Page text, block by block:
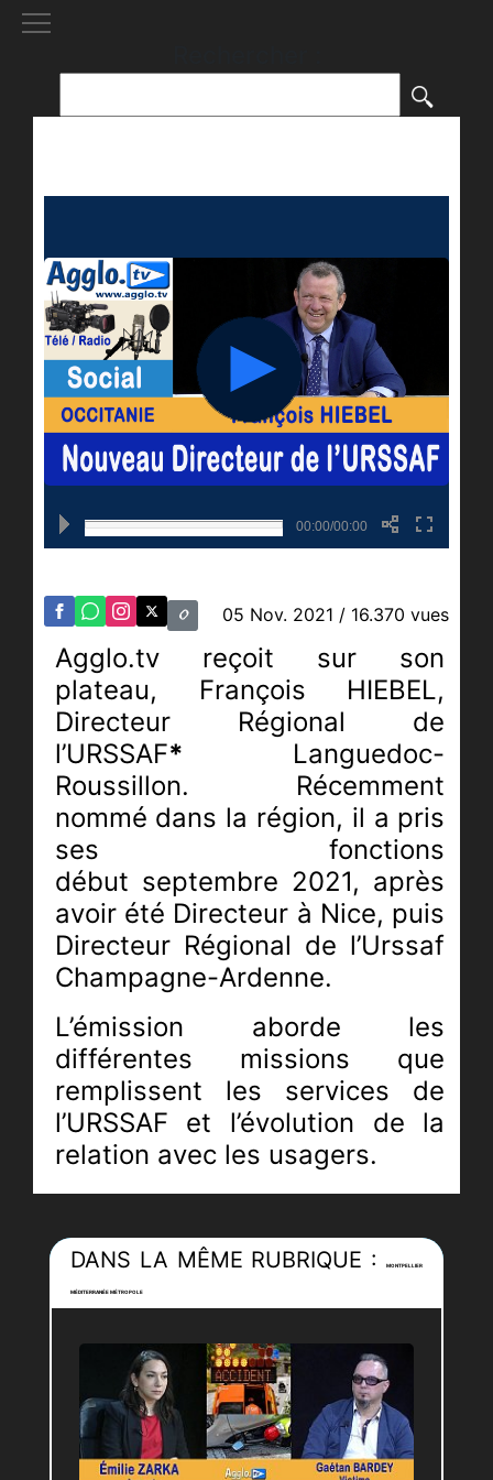
00:00/00:00
05 Nov. 2021 / 16.370 vues
Agglo.tv reçoit sur son
plateau, François HIEBEL,
Directeur Régional de
l’URSSAF* Languedoc-
Roussillon. Récemment
nommé dans la région, il a pris
ses fonctions
début septembre 2021, après
avoir été Directeur à Nice, puis
Directeur Régional de l’Urssaf
Champagne-Ardenne.
L’émission aborde les
différentes missions que
remplissent les services de
l’URSSAF et l’évolution de la
relation avec les usagers.
La proximité avec ces derniers
et la simplication
des démarches de déclaration
des cotisations semblent être
l’URSSAF pour mener à bien
ses missions et qui consistent
à : accompagner les
employeurs et les
DANS LA MÊME RUBRIQUE : MONTPELLIER
MÉDITERRANÉE MÉTROPOLE